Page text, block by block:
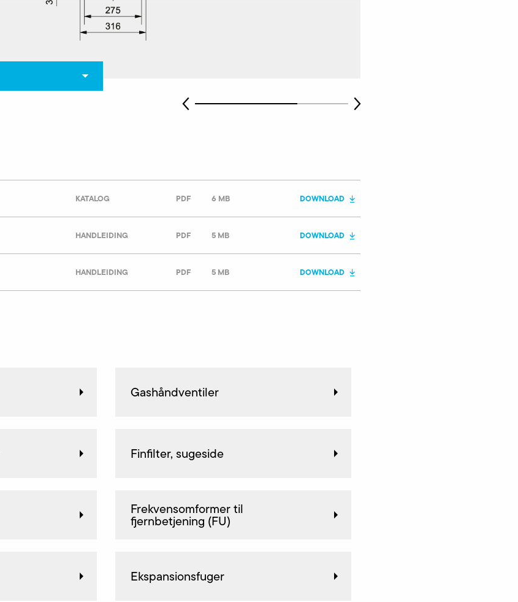
KATALOG PDF 6 MB DOWNLOAD
HANDLEIDING PDF 5 MB DOWNLOAD
HANDLEIDING PDF 5 MB DOWNLOAD
Gashåndventiler
Finfilter, sugeside
Frekvensomformer til
fjernbetjening (FU)
Ekspansionsfuger